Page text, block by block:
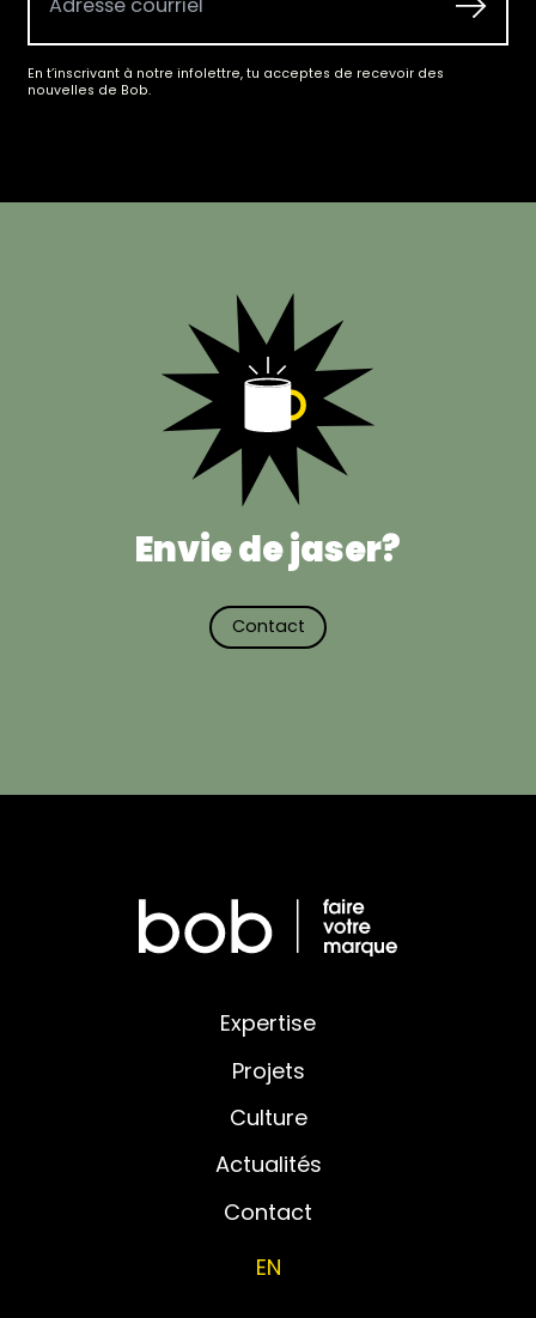
En t’inscrivant à notre infolettre, tu acceptes de recevoir des
nouvelles de Bob.
Envie de jaser?
Contact
Expertise
Projets
Culture
Actualités
Contact
EN